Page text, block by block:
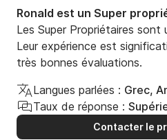
Ronald est un Super
Les Super Propriétaires sont
Leur expérience est
très bonnes évaluations.
Langues parlées : Grec,
Taux de réponse :
Contacter le